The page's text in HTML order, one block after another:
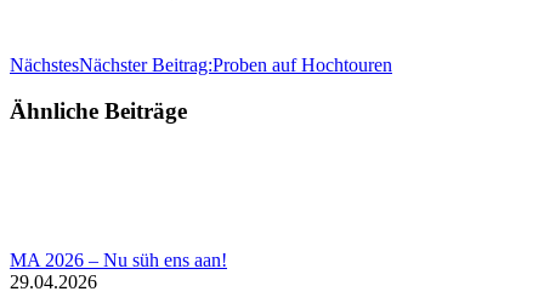
NächstesNächster Beitrag:Proben auf Hochtouren
Ähnliche Beiträge
MA 2026 – Nu süh ens aan!
29.04.2026